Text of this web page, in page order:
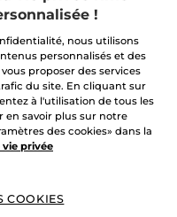
!
nous utilisons
personnalisés et des
proposer des services
du site. En cliquant sur
à l'utilisation de tous les
en savoir plus sur notre
des cookies» dans la
vie privée
COOKIES